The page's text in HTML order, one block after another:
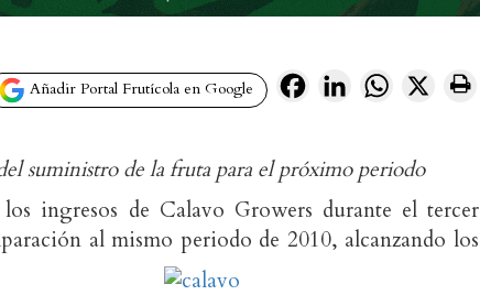
Añadir Portal Frutícola en Google FacebookLinkedInWhatsApp
X
suministro de la fruta para el próximo periodo
ingresos de Calavo Growers durante el tercer
al mismo periodo de 2010, alcanzando los